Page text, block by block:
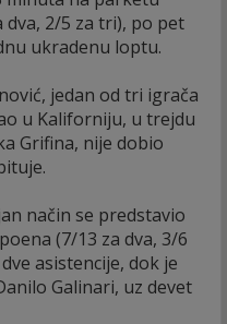
dva, 2/5 za tri), po pet
ukradenu loptu.
jedan od tri igrača
u Kaliforniju, u trejdu
Grifina, nije dobio
način se predstavio
(7/13 za dva, 3/6
asistencije, dok je
Galinari, uz devet